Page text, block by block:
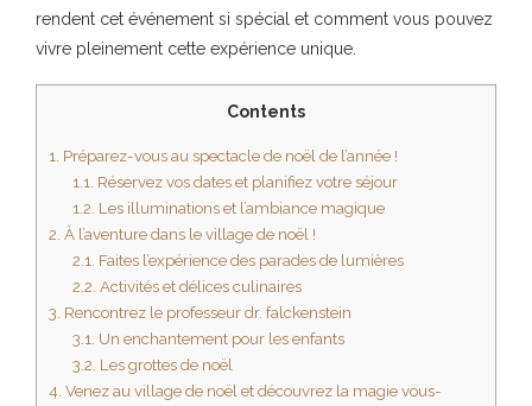
rendent cet événement si spécial et comment vous pouvez
vivre pleinement cette expérience unique.
Contents
1. Préparez-vous au spectacle de noël de l’année !
1.1. Réservez vos dates et planifiez votre séjour
1.2. Les illuminations et l’ambiance magique
2. À l’aventure dans le village de noël !
2.1. Faites l’expérience des parades de lumières
2.2. Activités et délices culinaires
3. Rencontrez le professeur dr. falckenstein
3.1. Un enchantement pour les enfants
3.2. Les grottes de noël
4. Venez au village de noël et découvrez la magie vous-